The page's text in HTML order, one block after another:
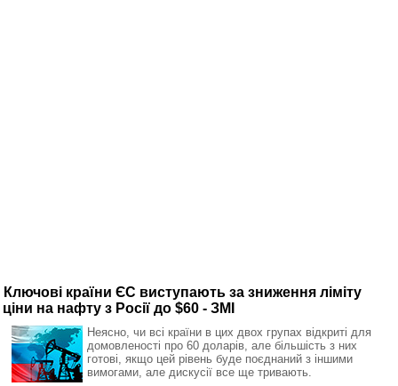
Ключові країни ЄС виступають за зниження ліміту
ціни на нафту з Росії до $60 - ЗМІ
Неясно, чи всі країни в цих двох групах відкриті для
домовленості про 60 доларів, але більшість з них
готові, якщо цей рівень буде поєднаний з іншими
вимогами, але дискусії все ще тривають.